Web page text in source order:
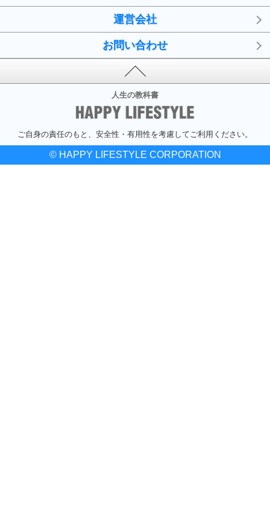
運営会社
お問い合わせ
人生の教科書
ご自身の責任のもと、安全性・有用性を考慮してご利用ください。
© HAPPY LIFESTYLE CORPORATION